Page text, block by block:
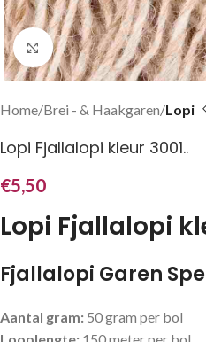
Klik om te vergroten
Home Brei - & Haakgaren Lopi
Lopi Fjallalopi kleur 3001..
€5,50
Lopi Fjallalopi
Fjallalopi Garen
Aantal gram: 50 gram per bol